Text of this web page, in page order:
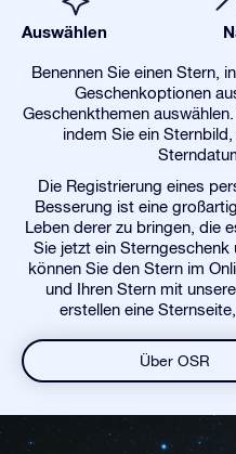
Auswählen
Benennen Sie einen Stern,
Geschenkoptionen
Geschenkthemen
indem Sie ein
Die Registrierung eines
Besserung ist eine
Leben derer zu bringen, die
Sie jetzt ein Sterngeschenk
können Sie den Stern im
und Ihren Stern mit
erstellen eine
Über OSR